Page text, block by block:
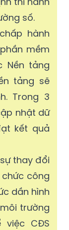
số.
hành
mềm
Nền tảng
tảng sẽ
Trong 3
nhật dữ
kết quả
thay đổi
công
dần hình
trường
CĐS